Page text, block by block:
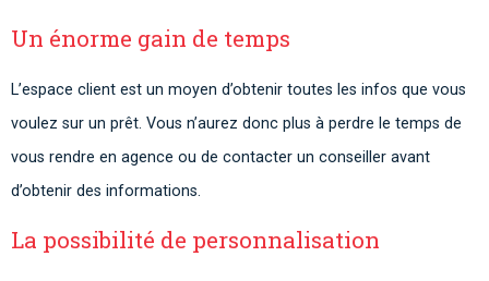
Un énorme gain de temps
L’espace client est un moyen d’obtenir toutes les infos que vous
voulez sur un prêt. Vous n’aurez donc plus à perdre le temps de
vous rendre en agence ou de contacter un conseiller avant
d’obtenir des informations.
La possibilité de personnalisation